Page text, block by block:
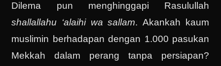
Dilema pun menghinggapi Rasulullah
shallallahu ‘alaihi wa sallam. Akankah kaum
muslimin berhadapan dengan 1.000 pasukan
Mekkah dalam perang tanpa persiapan?